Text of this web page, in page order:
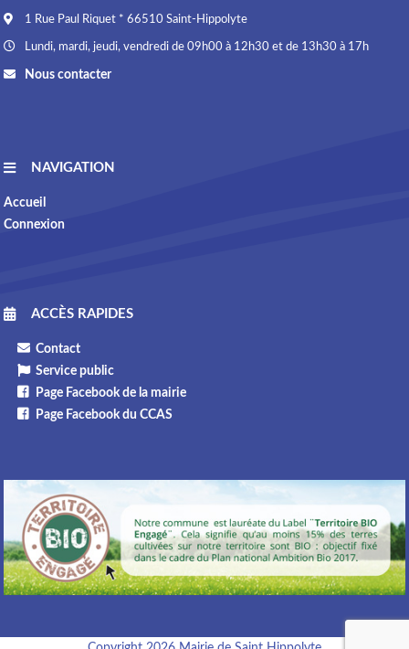
1 Rue Paul Riquet * 66510 Saint-Hippolyte
Lundi, mardi, jeudi, vendredi de 09h00 à 12h30 et de 13h30 à 17h
Nous contacter
NAVIGATION
Accueil
Connexion
ACCÈS RAPIDES
Contact
Service public
Page Facebook de la mairie
Page Facebook du CCAS